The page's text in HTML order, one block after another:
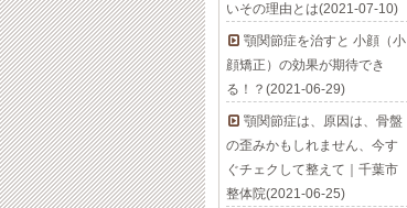
いその理由とは(2021-07-10)
顎関節症を治すと 小顔（小
顔矯正）の効果が期待でき
る！？(2021-06-29)
顎関節症は、原因は、骨盤
の歪みかもしれません、今す
ぐチェクして整えて｜千葉市
整体院(2021-06-25)